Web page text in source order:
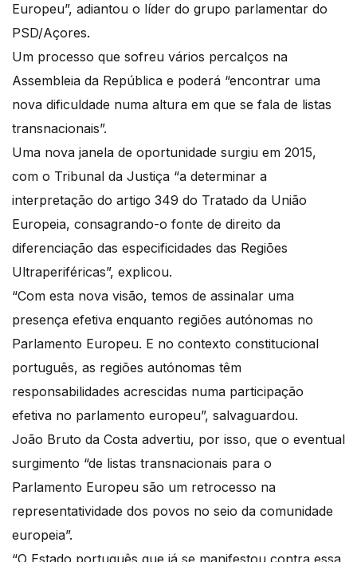
Europeu”, adiantou o líder do grupo parlamentar do
PSD/Açores.
Um processo que sofreu vários percalços na
Assembleia da República e poderá “encontrar uma
nova dificuldade numa altura em que se fala de listas
transnacionais”.
Uma nova janela de oportunidade surgiu em 2015,
com o Tribunal da Justiça “a determinar a
interpretação do artigo 349 do Tratado da União
Europeia, consagrando-o fonte de direito da
diferenciação das especificidades das Regiões
Ultraperiféricas”, explicou.
“Com esta nova visão, temos de assinalar uma
presença efetiva enquanto regiões autónomas no
Parlamento Europeu. E no contexto constitucional
português, as regiões autónomas têm
responsabilidades acrescidas numa participação
efetiva no parlamento europeu”, salvaguardou.
João Bruto da Costa advertiu, por isso, que o eventual
surgimento “de listas transnacionais para o
Parlamento Europeu são um retrocesso na
representatividade dos povos no seio da comunidade
europeia”.